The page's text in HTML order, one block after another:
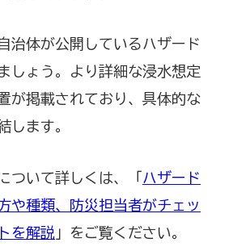
治体が公開しているハザード
しょう。より詳細な浸水想定
が掲載されており、具体的な
します。
ついて詳しくは、「
ハザード
や種類、防災担当者がチェッ
を解説 」をご覧ください。